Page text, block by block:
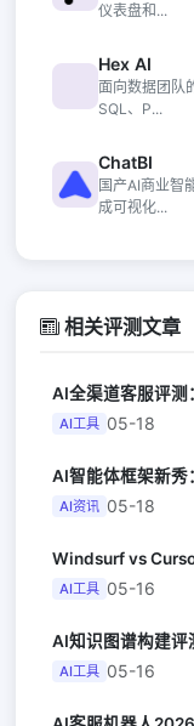
仪表盘和...
Hex AI
面向数据团队
SQL、P...
ChatBI
国产AI商业智
成可视化...
相关评测文章
AI工具 05-18
AI资讯 05-18
AI工具 05-16
AI工具 05-16